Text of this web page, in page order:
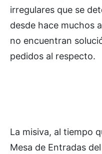
irregulares que se
desde hace muchos
no encuentran
pedidos al respecto.
La misiva, al tiempo
Mesa de Entradas